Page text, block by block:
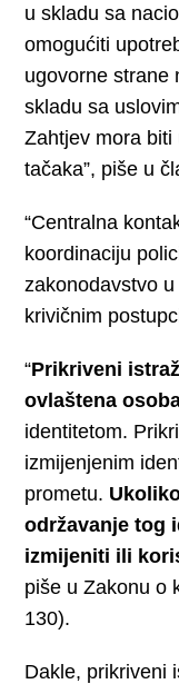
u skladu sa
omogućiti
ugovorne strane
skladu sa
Zahtjev mora
tačaka”, piše u
“Centralna
koordinaciju
zakonodavstvo
krivičnim
“Prikriveni
ovlaštena
identitetom.
izmijenjenim
prometu.
održavanje tog
izmijeniti ili
piše u Zakonu o
130).
Dakle, prikriveni